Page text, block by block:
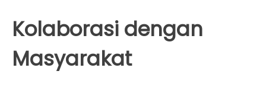
Kolaborasi dengan
Masyarakat